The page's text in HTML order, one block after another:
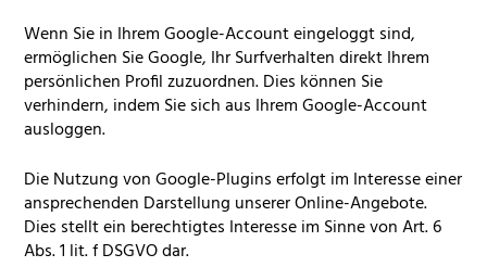
Wenn Sie in Ihrem Google-Account eingeloggt sind,
ermöglichen Sie Google, Ihr Surfverhalten direkt Ihrem
persönlichen Profil zuzuordnen. Dies können Sie
verhindern, indem Sie sich aus Ihrem Google-Account
ausloggen.
Die Nutzung von Google-Plugins erfolgt im Interesse einer
ansprechenden Darstellung unserer Online-Angebote.
Dies stellt ein berechtigtes Interesse im Sinne von Art. 6
Abs. 1 lit. fDSGVOdar.